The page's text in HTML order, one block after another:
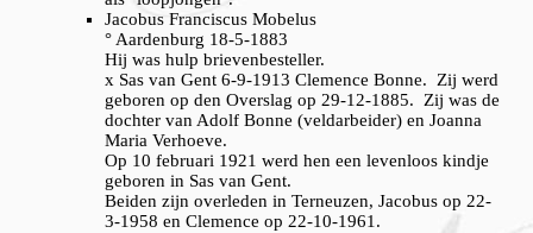
Jacobus Franciscus Mobelus
° Aardenburg 18-5-1883
Hij was hulp brievenbesteller.
x Sas van Gent 6-9-1913 Clemence Bonne. Zij werd
geboren op den Overslag op 29-12-1885. Zij was de
dochter van Adolf Bonne (veldarbeider) en Joanna
Maria Verhoeve.
Op 10 februari 1921 werd hen een levenloos kindje
geboren in Sas van Gent.
Beiden zijn overleden in Terneuzen, Jacobus op 22-
3-1958 en Clemence op 22-10-1961.